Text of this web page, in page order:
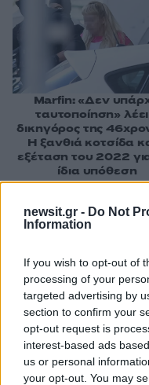
newsit.gr - Do Not
Information
If you wish to opt-out of
processing of your
targeted advertising by
section to confirm your
opt-out request is
interest-based ads
us or personal
your opt-out. You may
Σχόλια
Marfin: «Δεν
ταυτοποίηση»
δικηγόρος της
Η ξανθιά κοτσίδα
εξέταση του 2022
ίδια υπόθεση